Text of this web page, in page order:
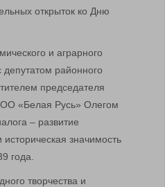
открыток ко Дню
и аграрного
депутатом районного
председателя
«Белая Русь» Олегом
– развитие
значимость
года.
творчества и